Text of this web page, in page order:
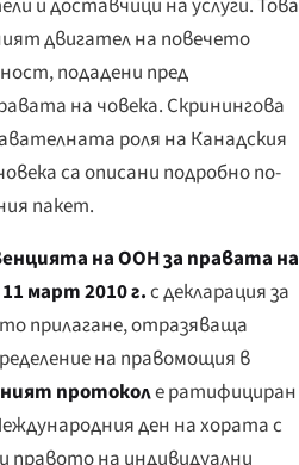
двигател на повечето
подадени пред
на човека. Скринингова
роля на Канадския
са описани подробно по-
пакет.
на ООН за правата на
11 март 2010 г.с декларация за
прилагане, отразяваща
на правомощия в
протоколе ратифициран
ден на хората с
правото на индивидуални